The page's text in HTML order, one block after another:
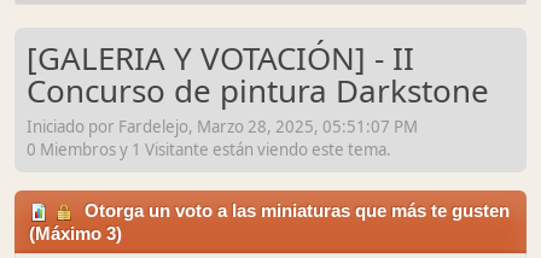
[GALERIA Y VOTACIÓN] - II
Concurso de pintura Darkstone
Iniciado por Fardelejo, Marzo 28, 2025, 05:51:07 PM
0 Miembros y 1 Visitante están viendo este tema.
Otorga un voto a las miniaturas que más te gusten
(Máximo 3)